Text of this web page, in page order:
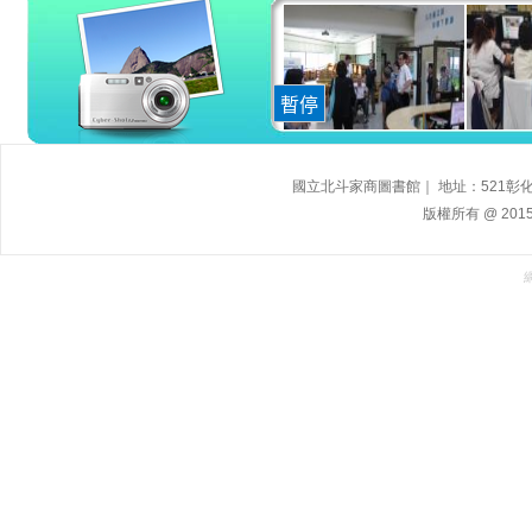
國立北斗家商圖書館｜ 地址：521彰
版權所有 @